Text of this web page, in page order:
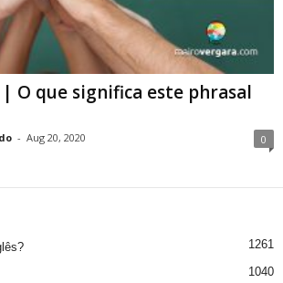
O que significa este phrasal
- Aug 20, 2020 0
1261
1040